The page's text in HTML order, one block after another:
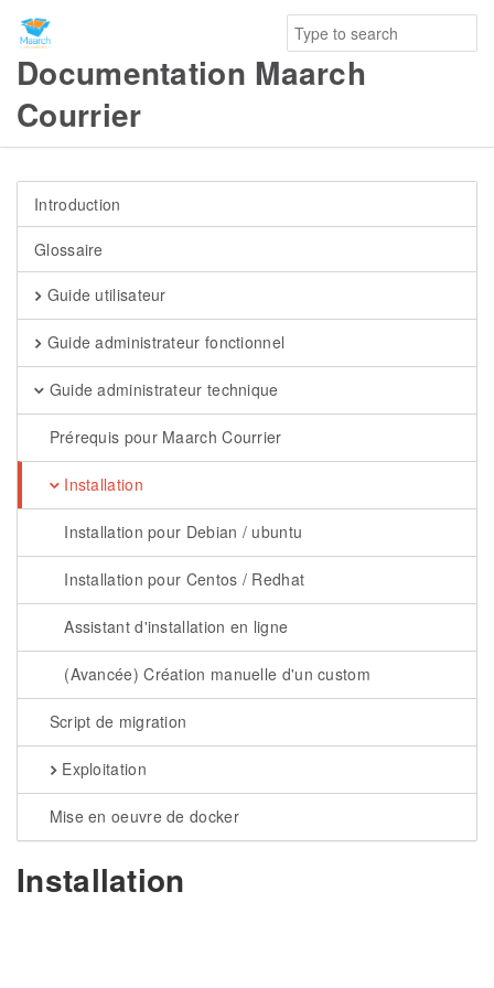
Documentation Maarch
Courrier
Introduction
Glossaire
Guide utilisateur
Guide administrateur fonctionnel
Guide administrateur technique
Prérequis pour Maarch Courrier
Installation
Installation pour Debian / ubuntu
Installation pour Centos / Redhat
Assistant d'installation en ligne
(Avancée) Création manuelle d'un custom
Script de migration
Exploitation
Mise en oeuvre de docker
Installation